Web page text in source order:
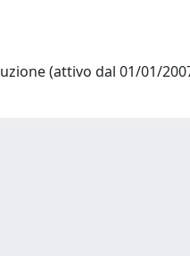
(attivo dal 01/01/